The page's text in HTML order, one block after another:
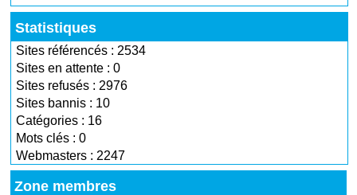
Statistiques
Sites référencés : 2534
Sites en attente : 0
Sites refusés : 2976
Sites bannis : 10
Catégories : 16
Mots clés : 0
Webmasters : 2247
Zone membres